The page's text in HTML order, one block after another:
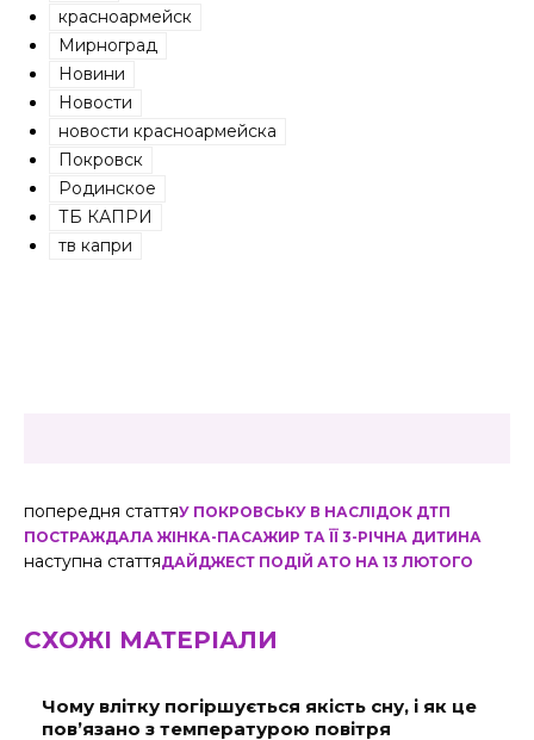
красноармейск
Мирноград
Новини
Новости
новости красноармейска
Покровск
Родинское
ТБ КАПРИ
тв капри
попередня статтяУ ПОКРОВСЬКУ В НАСЛІДОК ДТП
ПОСТРАЖДАЛА ЖІНКА-ПАСАЖИР ТА ЇЇ 3-РІЧНА ДИТИНА
наступна статтяДАЙДЖЕСТ ПОДІЙ АТО НА 13 ЛЮТОГО
СХОЖІ МАТЕРІАЛИ
Чому влітку погіршується якість сну, і як це
пов’язано з температурою повітря